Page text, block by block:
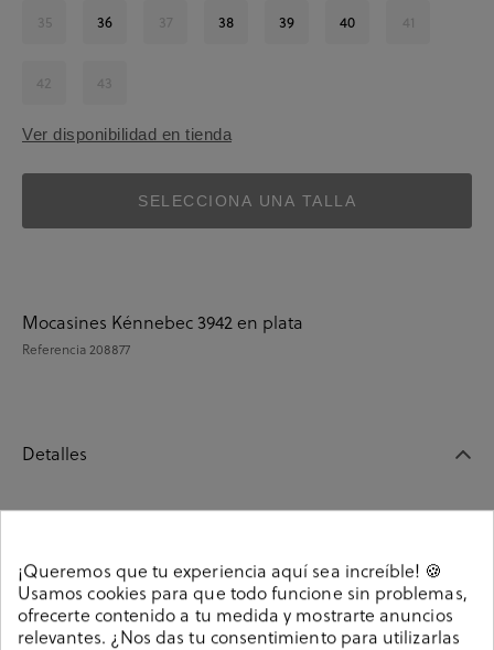
35 36 37 38 39 40 41
42 43
Ver disponibilidad en tienda
SELECCIONA UNA TALLA
Mocasines Kénnebec 3942 en plata
Referencia208877
Detalles
Referencia 208877
¡Queremos que tu experiencia aquí sea increíble! 🍪
Usamos cookies para que todo funcione sin problemas,
ofrecerte contenido a tu medida y mostrarte anuncios
relevantes. ¿Nos das tu consentimiento para utilizarlas